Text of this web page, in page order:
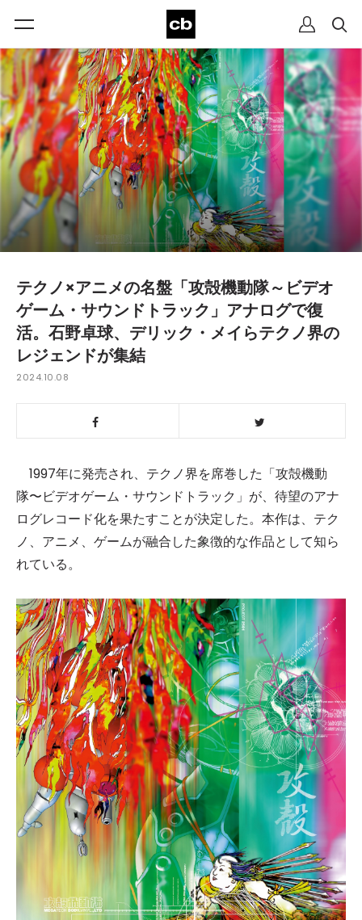
テクノ×アニメの名盤「攻殻機動隊～ビデオ
ゲーム・サウンドトラック」アナログで復
活。石野卓球、デリック・メイらテクノ界の
レジェンドが集結
2024.10.08
1997年に発売され、テクノ界を席巻した「攻殻機動
隊〜ビデオゲーム・サウンドトラック」が、待望のアナ
ログレコード化を果たすことが決定した。本作は、テク
ノ、アニメ、ゲームが融合した象徴的な作品として知ら
れている。